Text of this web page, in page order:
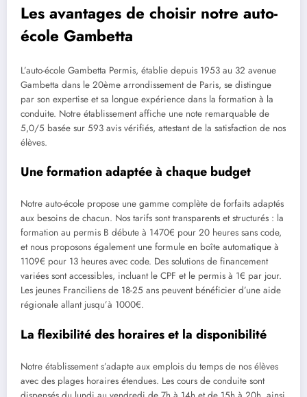
Les avantages de choisir notre auto-
école Gambetta
L’auto-école Gambetta Permis, établie depuis 1953 au 32 avenue
Gambetta dans le 20ème arrondissement de Paris, se distingue
par son expertise et sa longue expérience dans la formation à la
conduite. Notre établissement affiche une note remarquable de
5,0/5 basée sur 593 avis vérifiés, attestant de la satisfaction de nos
élèves.
Une formation adaptée à chaque budget
Notre auto-école propose une gamme complète de forfaits adaptés
aux besoins de chacun. Nos tarifs sont transparents et structurés : la
formation au permis B débute à 1470€ pour 20 heures sans code,
et nous proposons également une formule en boîte automatique à
1109€ pour 13 heures avec code. Des solutions de financement
variées sont accessibles, incluant le CPF et le permis à 1€ par jour.
Les jeunes Franciliens de 18-25 ans peuvent bénéficier d’une aide
régionale allant jusqu’à 1000€.
La flexibilité des horaires et la disponibilité
Notre établissement s’adapte aux emplois du temps de nos élèves
avec des plages horaires étendues. Les cours de conduite sont